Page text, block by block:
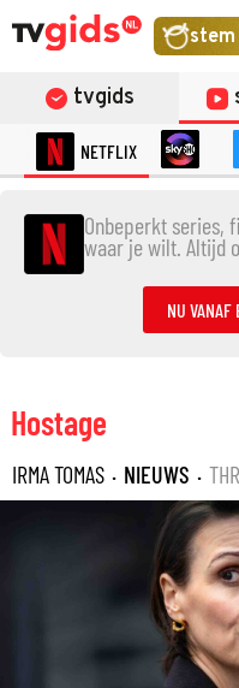
stem
tvgids
NETFLIX
Onbeperkt series,
waar je wilt. Altijd
NU VANAF
Hostage
IRMA TOMAS · NIEUWS ·